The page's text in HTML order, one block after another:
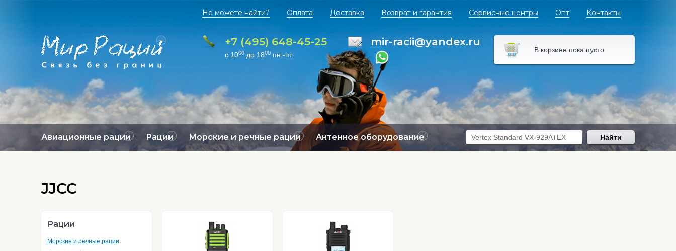
Не можете найти? Оплата Доставка Возврат и гарантия Сервисные центры Опт Контакты
+7 (495) 648-45-25
с 1000 до 1800 пн.-пт.
mir-racii@yandex.ru
В корзине пока пусто
Авиационные рации Рации Морские и речные рации Антенное оборудование Найти
JJCC
Рации
Морские и речные рации